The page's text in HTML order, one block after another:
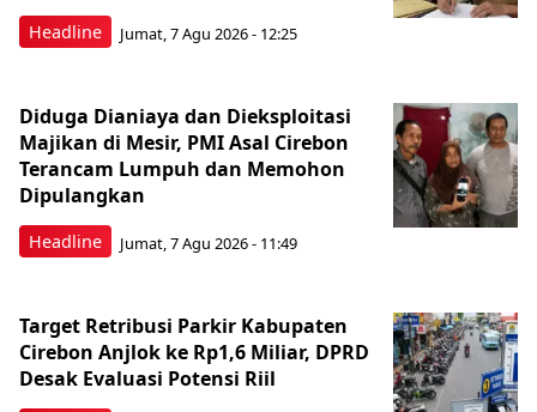
Headline Jumat, 7 Agu 2026 - 12:25
Headline
Diduga Dianiaya dan Dieksploitasi
Majikan di Mesir, PMI Asal Cirebon
Terancam Lumpuh dan Memohon
Dipulangkan
Jumat, 7 Agu 2026 - 11:49
Target Retribusi Parkir Kabupaten
Cirebon Anjlok ke Rp1,6 Miliar, DPRD
Desak Evaluasi Potensi Riil